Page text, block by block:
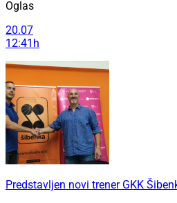
Oglas
20.07
12:41h
Predstavljen novi trener GKK